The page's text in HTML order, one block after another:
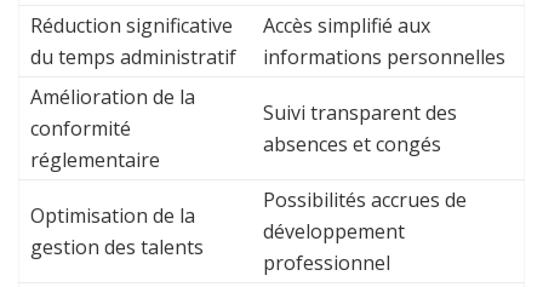
Réduction significative
du temps administratif
Accès simplifié aux
informations personnelles
Amélioration de la
conformité
réglementaire
Suivi transparent des
absences et congés
Optimisation de la
gestion des talents
Possibilités accrues de
développement
professionnel